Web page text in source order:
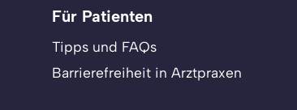
Für Patienten
Tipps und FAQs
Barrierefreiheit in Arztpraxen